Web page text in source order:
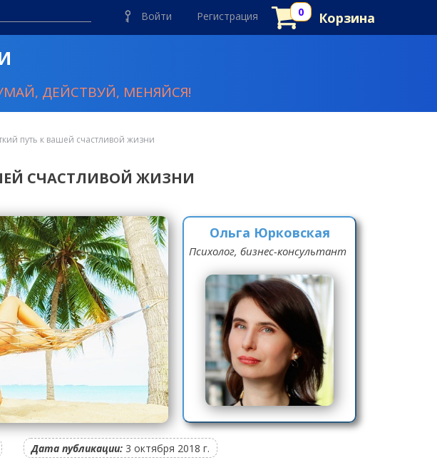
Войти Регистрация Корзина
ДЕЙСТВУЙ, МЕНЯЙСЯ!
путь к вашей счастливой жизни
СЧАСТЛИВОЙ ЖИЗНИ
Ольга Юрковская
Психолог, бизнес-консультант
Дата публикации: 3 октября 2018 г.